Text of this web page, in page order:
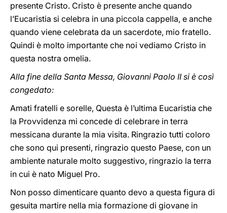
presente Cristo. Cristo è presente anche quando
l’Eucaristia si celebra in una piccola cappella, e anche
quando viene celebrata da un sacerdote, mio fratello.
Quindi è molto importante che noi vediamo Cristo in
questa nostra omelia.
Alla fine della Santa Messa, Giovanni Paolo II si è così
congedato:
Amati fratelli e sorelle, Questa è l’ultima Eucaristia che
la Provvidenza mi concede di celebrare in terra
messicana durante la mia visita. Ringrazio tutti coloro
che sono qui presenti, ringrazio questo Paese, con un
ambiente naturale molto suggestivo, ringrazio la terra
in cui è nato Miguel Pro.
Non posso dimenticare quanto devo a questa figura di
gesuita martire nella mia formazione di giovane in